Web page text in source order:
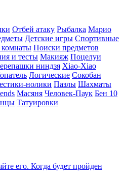
Отбей атаку Рыбалка Марио
Детские игры Спортивные
Поиски предметов
и тесты Макияж Поцелуи
ниндзя Xiao-Xiao
Логические Сокобан
нолики Пазлы Шахматы
Масяня Человек-Паук Бен 10
Татуировки